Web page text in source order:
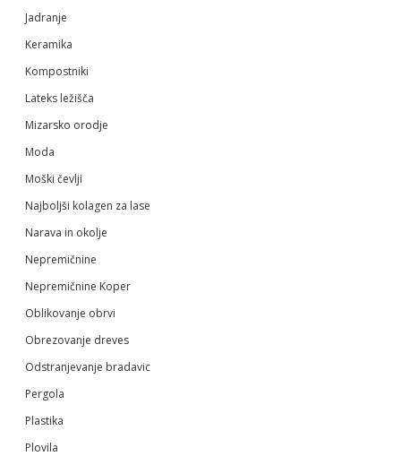
Jadranje
Keramika
Kompostniki
Lateks ležišča
Mizarsko orodje
Moda
Moški čevlji
Najboljši kolagen za lase
Narava in okolje
Nepremičnine
Nepremičnine Koper
Oblikovanje obrvi
Obrezovanje dreves
Odstranjevanje bradavic
Pergola
Plastika
Plovila